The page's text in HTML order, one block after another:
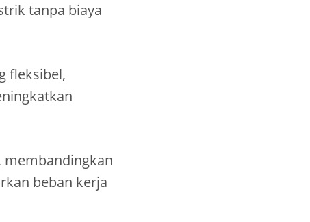
tanpa biaya
fleksibel,
membandingkan
beban kerja